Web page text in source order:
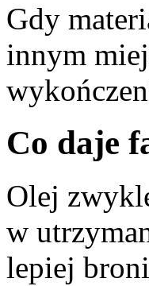
Gdy
innym
Co daje
Olej
w
lepiej